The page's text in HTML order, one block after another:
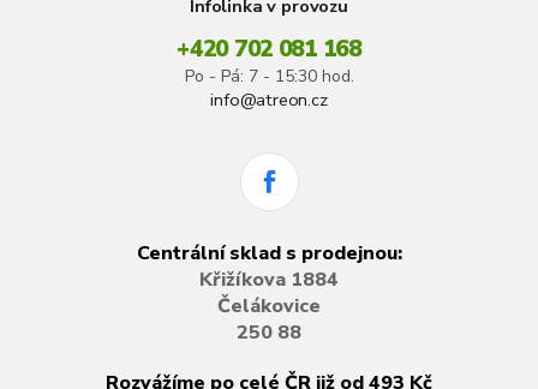
Infolinka v provozu
+420 702 081 168
Po - Pá: 7 - 15:30 hod.
info@atreon.cz
Centrální sklad s prodejnou:
Křižíkova 1884
Čelákovice
250 88
Rozvážíme po celé ČR již od 493 Kč